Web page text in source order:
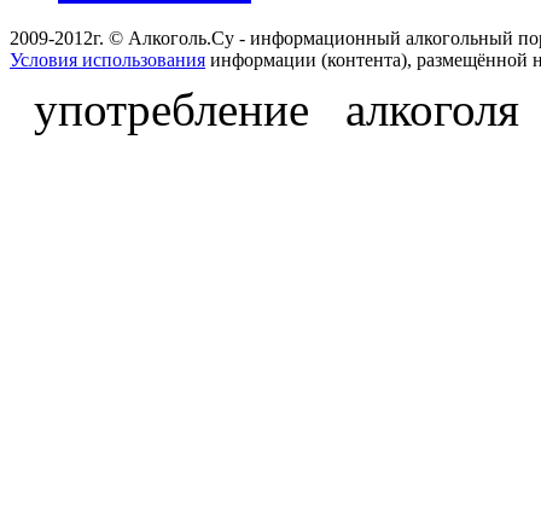
2009-2012г. © Алкоголь.Су - информационный алкогольный
Условия использования информации (контента), размещённой
употребление